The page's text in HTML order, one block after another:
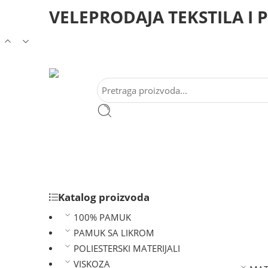
VELEPRODAJA TEKSTILA I
Katalog proizvoda
100% PAMUK
PAMUK SA LIKROM
POLIESTERSKI MATERIJALI
VISKOZA